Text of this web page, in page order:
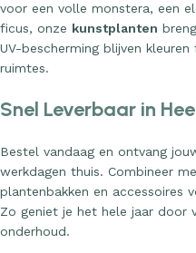
voor een volle monstera, een
ficus, onze kunstplanten
UV-bescherming blijven
ruimtes.
Snel Leverbaar in
Bestel vandaag en ontvang
werkdagen thuis. Combineer
plantenbakken en accessoires
Zo geniet je het hele jaar door
onderhoud.